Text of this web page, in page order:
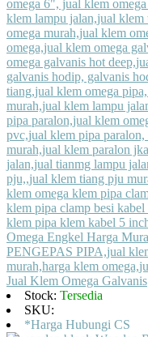
Jual Klem Omega Galvanis
Stock: Tersedia
SKU:
*Harga Hubungi CS